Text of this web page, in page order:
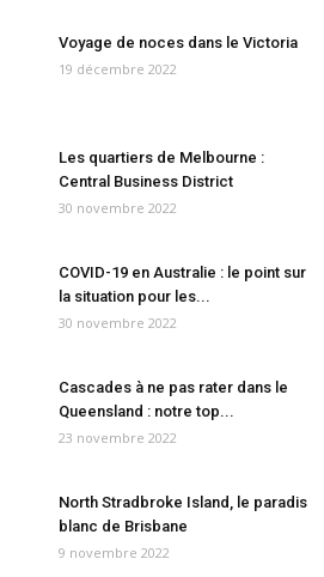
Voyage de noces dans le Victoria
19 décembre 2022
Les quartiers de Melbourne :
Central Business District
30 novembre 2022
COVID-19 en Australie : le point sur
la situation pour les...
30 novembre 2022
Cascades à ne pas rater dans le
Queensland : notre top...
23 novembre 2022
North Stradbroke Island, le paradis
blanc de Brisbane
9 novembre 2022